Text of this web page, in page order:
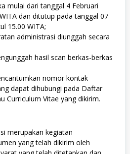
mulai dari tanggal 4 Februari
dan ditutup pada tanggal 07
15.00 WITA;
administrasi diunggah secara
hasil scan berkas-berkas
nomor kontak
dapat dihubungi pada Daftar
Curriculum Vitae yang dikirim.
merupakan kegiatan
yang telah dikirim oleh